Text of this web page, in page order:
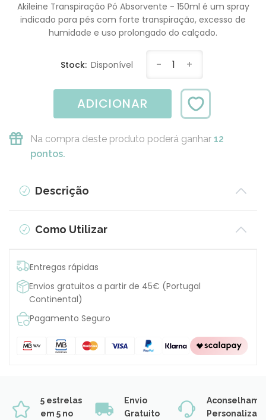
Akileine Transpiração Pó Absorvente - 150ml é um spray
indicado para pés com forte transpiração, excesso de
humidade e uso prolongado do calçado.
Stock: Disponível - 1 +
ADICIONAR
Na compra deste produto poderá ganhar 12
pontos.
Descrição
Como Utilizar
Entregas rápidas
Envios gratuitos a partir de 45€ (Portugal
Continental)
Pagamento Seguro
5 estrelas
em 5 no
Envio
Gratuito